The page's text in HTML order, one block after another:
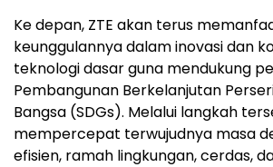
Ke depan, ZTE akan terus
keunggulannya dalam inovasi dan
teknologi dasar guna mendukung
Pembangunan Berkelanjutan
Bangsa (SDGs). Melalui langkah
mempercepat terwujudnya masa
efisien, ramah lingkungan, cerdas,